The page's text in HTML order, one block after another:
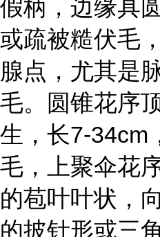
假柄，边缘具
或疏被糙伏毛
腺点，尤其是
毛。圆锥花序
生，长7-34cm
毛，上聚伞花
的苞叶叶状，
的披针形或三